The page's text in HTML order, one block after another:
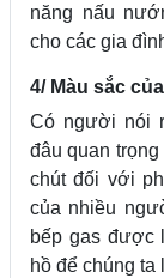
năng nấu
cho các gia
4/ Màu sắc
Có người nói
đâu quan
chút đối với
của nhiều
bếp gas được
hồ để chúng ta